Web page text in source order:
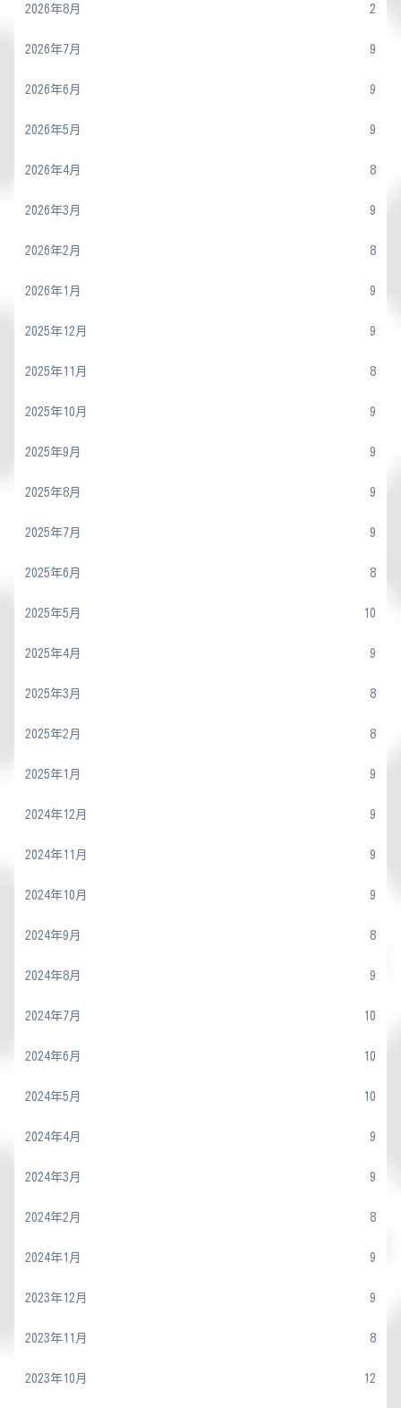
2026年8月 2
2026年7月 9
2026年6月 9
2026年5月 9
2026年4月 8
2026年3月 9
2026年2月 8
2026年1月 9
2025年12月 9
2025年11月 8
2025年10月 9
2025年9月 9
2025年8月 9
2025年7月 9
2025年6月 8
2025年5月 10
2025年4月 9
2025年3月 8
2025年2月 8
2025年1月 9
2024年12月 9
2024年11月 9
2024年10月 9
2024年9月 8
2024年8月 9
2024年7月 10
2024年6月 10
2024年5月 10
2024年4月 9
2024年3月 9
2024年2月 8
2024年1月 9
2023年12月 9
2023年11月 8
2023年10月 12